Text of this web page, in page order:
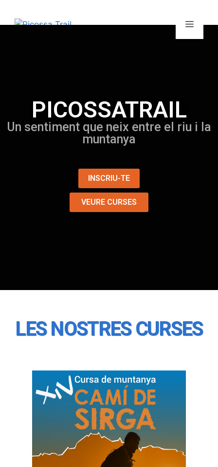
PICOSSATRAIL
Un sentiment que neix entre el riu i la
muntanya
INSCRIU-TE
VEURE CURSES
LES NOSTRES CURSES